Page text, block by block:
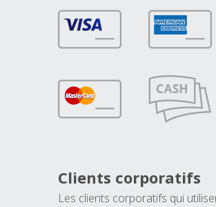
Clients corporatifs
Les clients corporatifs qui